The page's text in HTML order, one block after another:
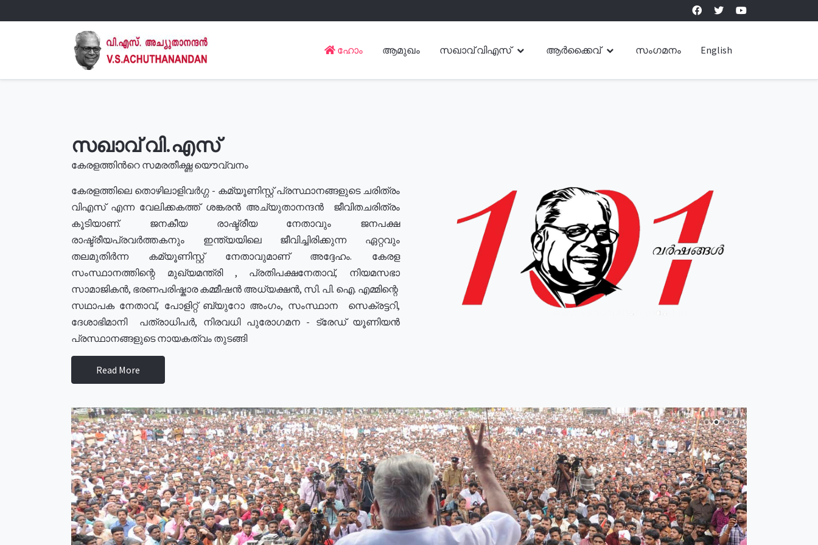
ഹോം ആമുഖം സഖാവ് വിഎസ് ആർക്കൈവ് സംഗമനം English
സഖാവ് വി.എസ്
കേരളത്തിൻറെ സമരതീക്ഷ്ണ യൌവ്വനം
കേരളത്തിലെ തൊഴിലാളിവർഗ്ഗ - കമ്യൂണിസ്റ്റ് പ്രസ്ഥാനങ്ങളുടെ ചരിത്രം
വിഎസ് എന്ന വേലിക്കകത്ത് ശങ്കരൻ അച്യുതാനന്ദൻ ജീവിതചരിത്രം
കൂടിയാണ്. ജനകീയ രാഷ്ട്രീയ നേതാവും ജനപക്ഷ
രാഷ്ട്രീയപ്രവർത്തകനും ഇന്ത്യയിലെ ജീവിച്ചിരിക്കുന്ന ഏറ്റവും
തലമുതിർന്ന കമ്യൂണിസ്റ്റ് നേതാവുമാണ് അദ്ദേഹം. കേരള
സംസ്ഥാനത്തിന്റെ മുഖ്യമന്ത്രി , പ്രതിപക്ഷനേതാവ്, നിയമസഭാ
സാമാജികൻ, ഭരണപരിഷ്കാര കമ്മീഷൻ അധ്യക്ഷൻ, സി. പി. ഐ. എമ്മിന്റെ
സഥാപക നേതാവ്, പോളിറ്റ് ബ്യുറോ അംഗം, സംസ്ഥാന സെക്രട്ടറി,
ദേശാഭിമാനി പത്രാധിപർ, നിരവധി പുരോഗമന - ട്രേഡ് യൂണിയൻ
പ്രസ്ഥാനങ്ങളുടെ നായകത്വം തുടങ്ങി
Read More